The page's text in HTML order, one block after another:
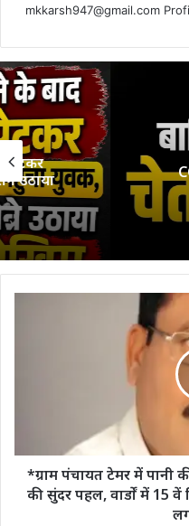
mkkarsh947@gmail.com
CG Weather
सक्रिय, कई जिलों
निजात
दिलाने
पंचायत
*ग्राम पंचायत टेमर में पानी
की सुंदर पहल, वार्डों में 15 वें